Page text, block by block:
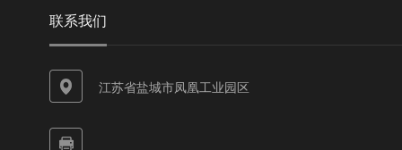
联系我们
江苏省盐城市凤凰工业园区